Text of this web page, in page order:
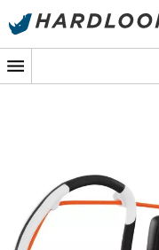
Letnie promocje 🔥
O